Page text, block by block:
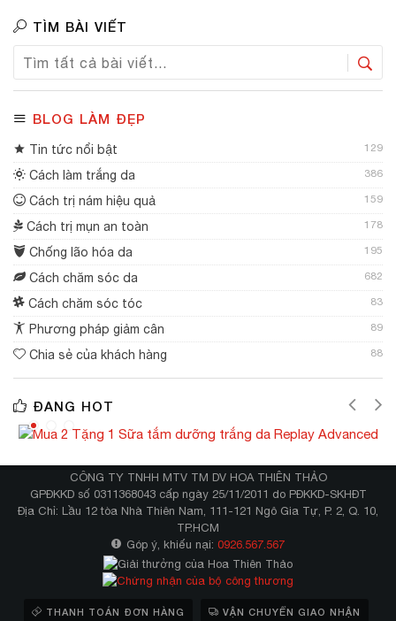
TÌM BÀI VIẾT
BLOG LÀM ĐẸP
Tin tức nổi bật 129
Cách làm trắng da 386
Cách trị nám hiệu quả 159
Cách trị mụn an toàn 178
Chống lão hóa da 195
Cách chăm sóc da 682
Cách chăm sóc tóc 83
Phương pháp giảm cân 89
Chia sẻ của khách hàng 88
ĐANG HOT
CÔNG TY TNHH MTV TM DV HOA THIÊN THẢO
GPĐKKD số 0311368043 cấp ngày 25/11/2011 do PĐKKD-SKHĐT
Địa Chỉ: Lầu 12 tòa Nhà Thiên Nam, 111-121 Ngô Gia Tự, P. 2, Q. 10,
TP.HCM
Góp ý, khiếu nại: 0926.567.567
THANH TOÁN ĐƠN HÀNG VẬN CHUYỂN GIAO NHẬN